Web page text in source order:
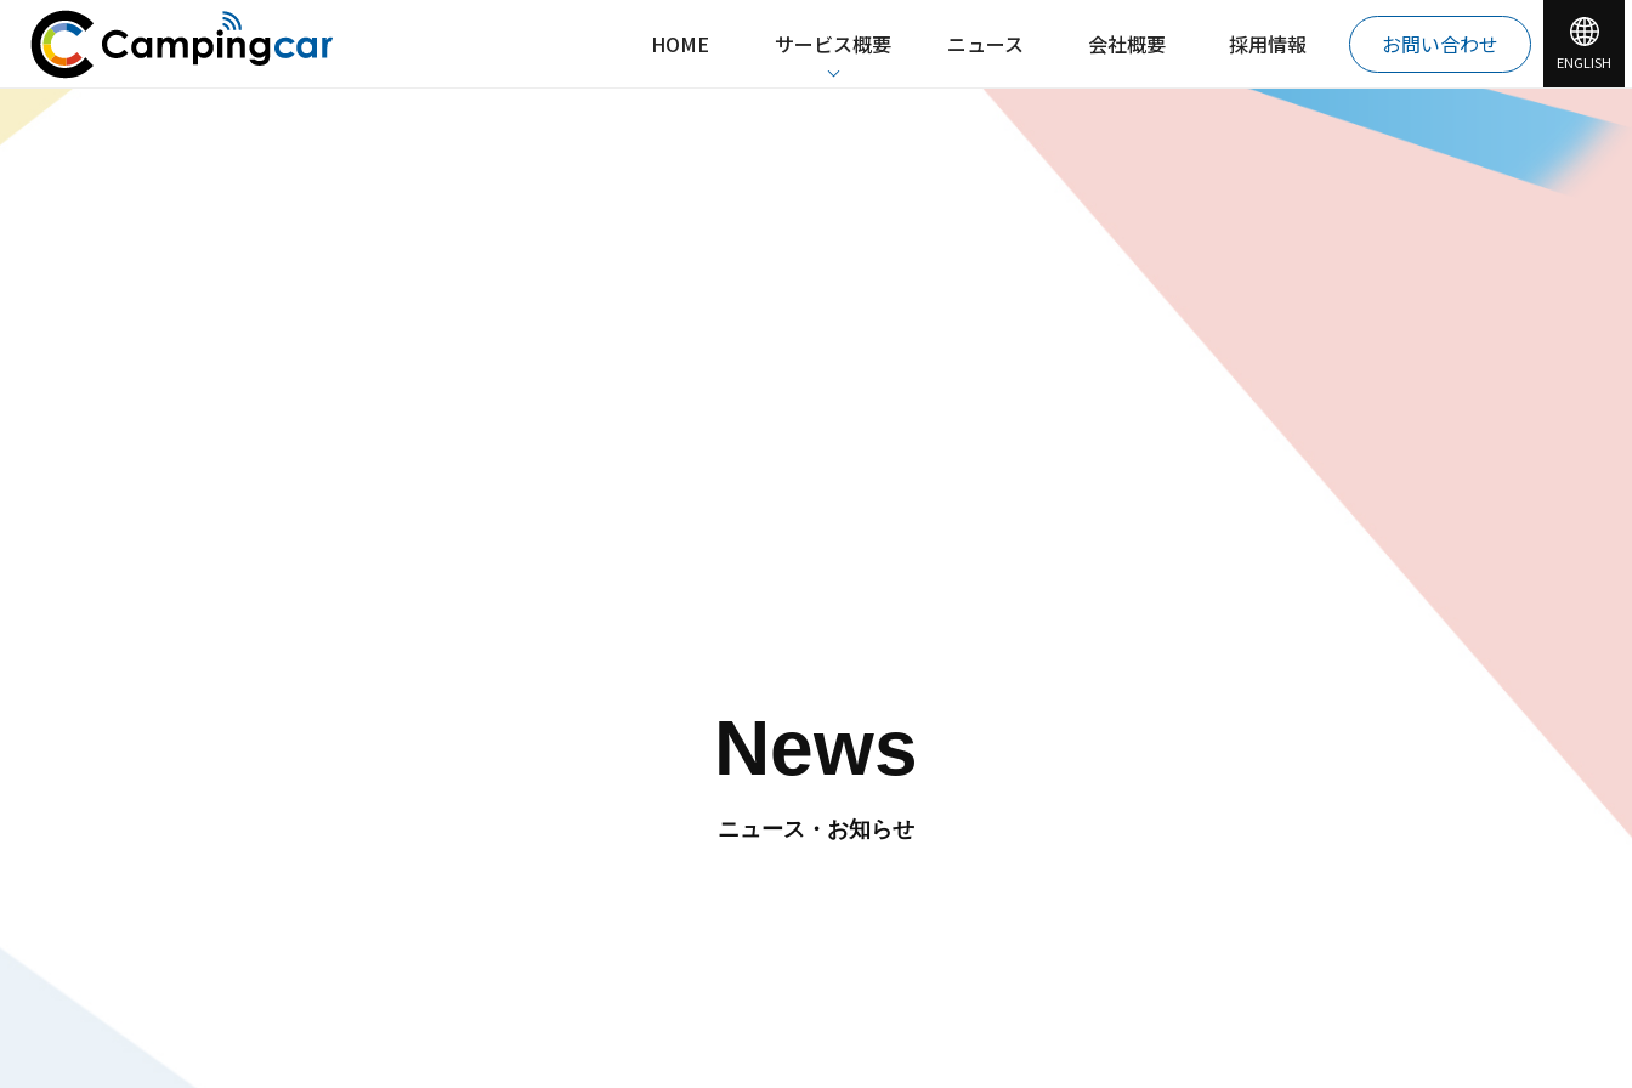
HOME サービス概要 ニュース 会社概要 採用情報 お問い合わせ
ENGLISH
News
ニュース・お知らせ